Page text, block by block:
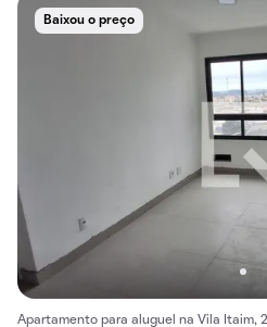
Baixou o preço
Apartamento para aluguel na Vila Itaim,